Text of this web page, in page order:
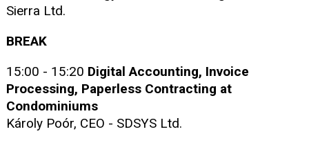
Sierra Ltd.
BREAK
15:00 - 15:20 Digital Accounting, Invoice
Processing, Paperless Contracting at
Condominiums
Károly Poór, CEO - SDSYS Ltd.